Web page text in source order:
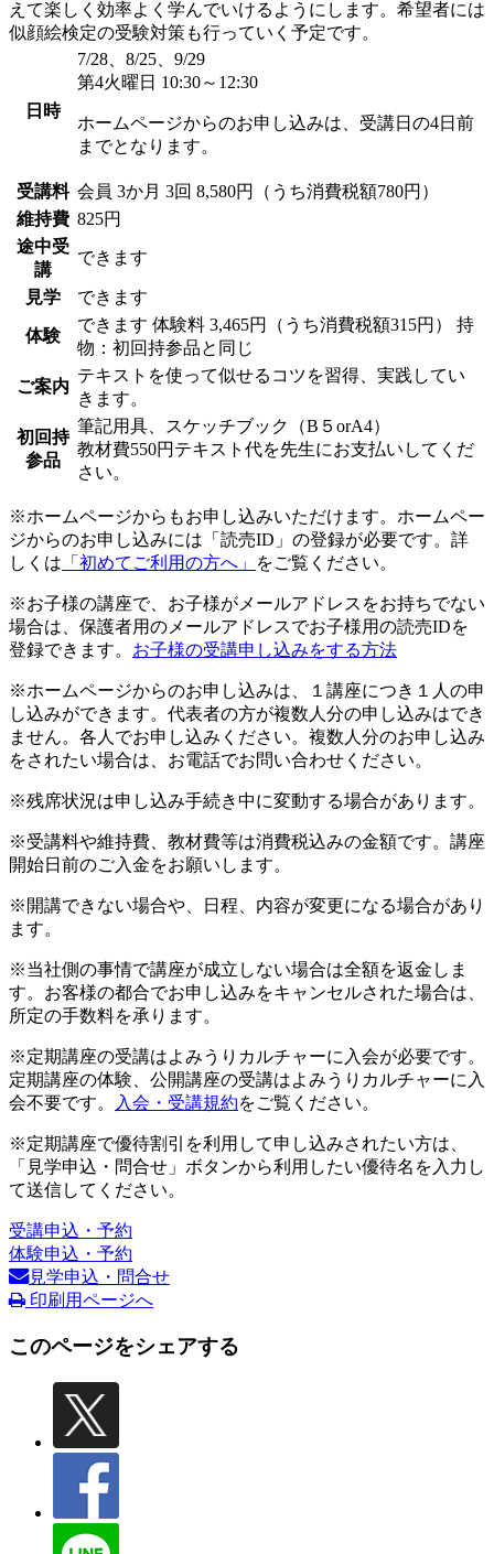
えて楽しく効率よく学んでいけるようにします。希望者には
似顔絵検定の受験対策も行っていく予定です。
日時
7/28、8/25、9/29
第4火曜日 10:30～12:30
ホームページからのお申し込みは、受講日の4日前
までとなります。
受講料 会員 3か月 3回 8,580円（うち消費税額780円）
維持費 825円
途中受
講
できます
見学 できます
体験
できます 体験料 3,465円（うち消費税額315円） 持
物：初回持参品と同じ
ご案内
テキストを使って似せるコツを習得、実践してい
きます。
初回持
参品
筆記用具、スケッチブック（B５orA4）
教材費550円テキスト代を先生にお支払いしてくだ
さい。
※ホームページからもお申し込みいただけます。ホームペー
ジからのお申し込みには「読売ID」の登録が必要です。詳
しくは 「初めてご利用の方へ」 をご覧ください。
※お子様の講座で、お子様がメールアドレスをお持ちでない
場合は、保護者用のメールアドレスでお子様用の読売IDを
登録できます。 お子様の受講申し込みをする方法
※ホームページからのお申し込みは、１講座につき１人の申
し込みができます。代表者の方が複数人分の申し込みはでき
ません。各人でお申し込みください。複数人分のお申し込み
をされたい場合は、お電話でお問い合わせください。
※残席状況は申し込み手続き中に変動する場合があります。
※受講料や維持費、教材費等は消費税込みの金額です。講座
開始日前のご入金をお願いします。
※開講できない場合や、日程、内容が変更になる場合があり
ます。
※当社側の事情で講座が成立しない場合は全額を返金しま
す。お客様の都合でお申し込みをキャンセルされた場合は、
所定の手数料を承ります。
※定期講座の受講はよみうりカルチャーに入会が必要です。
定期講座の体験、公開講座の受講はよみうりカルチャーに入
会不要です。
入会・受講規約をご覧ください。
※定期講座で優待割引を利用して申し込みされたい方は、
「見学申込・問合せ」ボタンから利用したい優待名を入力し
て送信してください。
受講申込・予約
体験申込・予約
見学申込・問合せ
印刷用ページへ
このページをシェアする